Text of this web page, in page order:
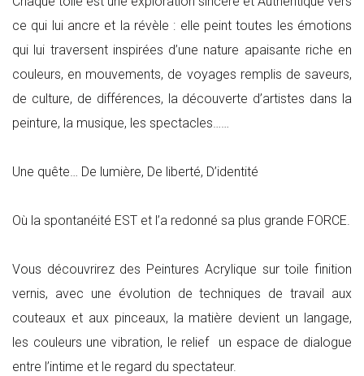
ce qui lui ancre et la révèle : elle peint toutes les émotions
qui lui traversent inspirées d’une nature apaisante riche en
couleurs, en mouvements, de voyages remplis de saveurs,
de culture, de différences, la découverte d’artistes dans la
peinture, la musique, les spectacles……
Une quête… De lumière, De liberté, D’identité
Où la spontanéité EST et l’a redonné sa plus grande FORCE.
Vous découvrirez des Peintures Acrylique sur toile finition
vernis, avec une évolution de techniques de travail aux
couteaux et aux pinceaux, la matière devient un langage,
les couleurs une vibration, le relief un espace de dialogue
entre l’intime et le regard du spectateur.